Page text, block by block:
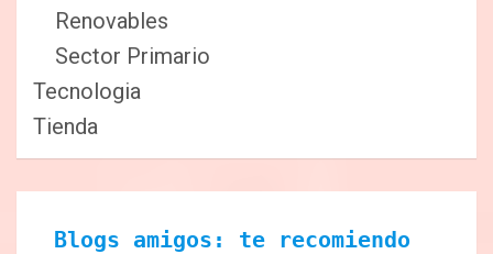
Renovables
Sector Primario
Tecnologia
Tienda
Blogs amigos: te recomiendo